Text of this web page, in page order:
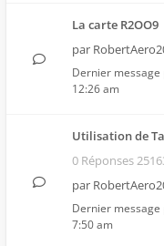
La carte R2OO9
par
Dernier message
12:26 am
Utilisation de
0 Réponses
par
Dernier message
7:50 am